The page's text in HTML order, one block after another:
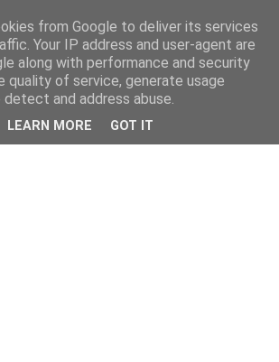
from Google to deliver its services
Your IP address and user-agent are
along with performance and security
quality of service, generate usage
and address abuse.
LEARN MORE GOT IT